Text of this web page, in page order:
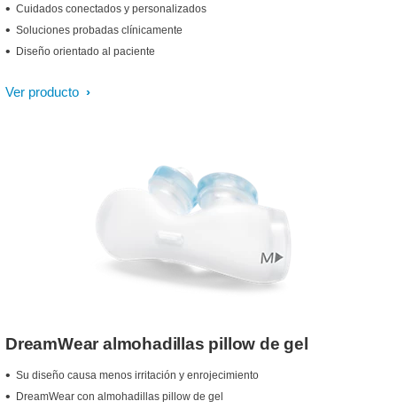
Cuidados conectados y personalizados
Soluciones probadas clínicamente
Diseño orientado al paciente
Ver producto
DreamWear almohadillas pillow de gel
Su diseño causa menos irritación y enrojecimiento
DreamWear con almohadillas pillow de gel